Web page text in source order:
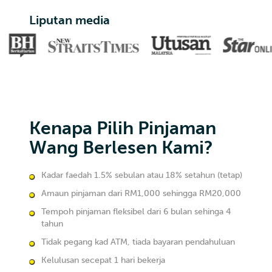
Liputan media
Kenapa Pilih Pinjaman
Wang Berlesen Kami?
Kadar faedah 1.5% sebulan atau 18% setahun (tetap)
Amaun pinjaman dari RM1,000 sehingga RM20,000
Tempoh pinjaman fleksibel dari 6 bulan sehinga 4
tahun
Tidak pegang kad ATM, tiada bayaran pendahuluan
Kelulusan secepat 1 hari bekerja